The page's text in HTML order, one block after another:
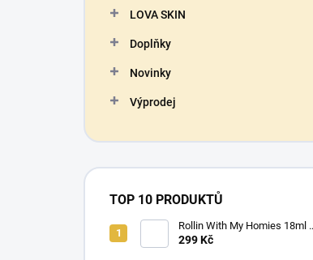
LOVA SKIN
Doplňky
Novinky
Výprodej
TOP 10 PRODUKTŮ
Rollin With My Homies 18ml -
ORLY - lak na nehty
299 Kč